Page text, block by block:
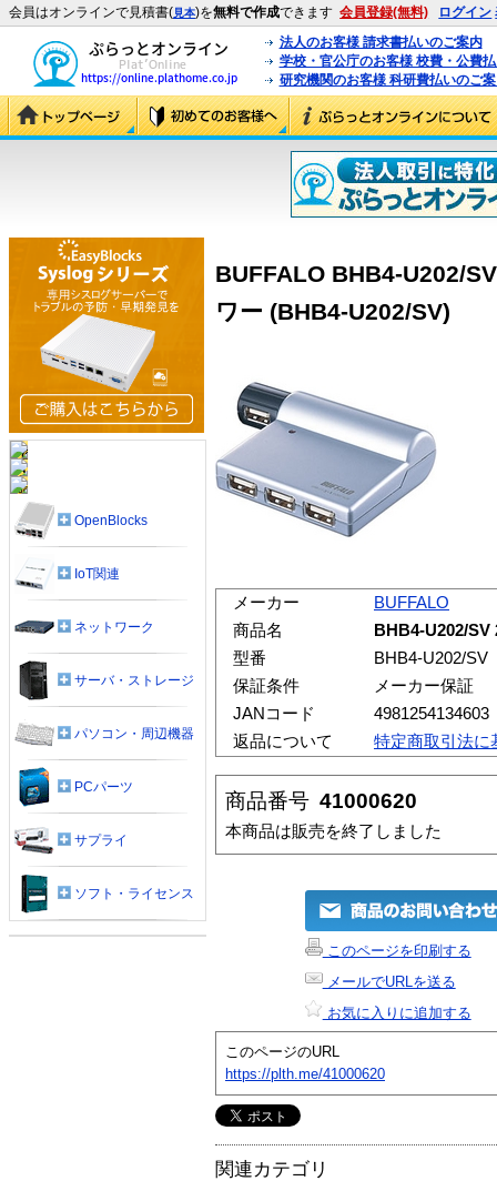
会員はオンラインで見積書(見本)を無料で作成できます 会員登録(無料) ログイン
法人のお客様 請求書払いのご案内
学校・官公庁のお客様 校費・公費
研究機関のお客様 科研費払いのご
BUFFALO BHB4-U202/
ワー (BHB4-U202/SV)
メーカー
BUFFALO
商品名
BHB4-U202/SV
型番
BHB4-U202/SV
保証条件
メーカー保証
JANコード
4981254134603
返品について
特定商取引法に
商品番号 41000620
本商品は販売を終了しました
このページを印刷する
メールでURLを送る
お気に入りに追加する
このページのURL
https://plth.me/41000620
関連カテゴリ
OpenBlocks
IoT関連
ネットワーク
サーバ・ストレージ
パソコン・周辺機器
PCパーツ
サプライ
ソフト・ライセンス